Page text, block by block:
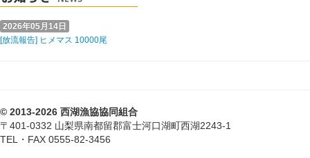
2026年05月14日
[放流報告] ヒメマス 10000尾
© 2013-2026 西湖漁協協同組合
〒401-0332 山梨県南都留郡富士河口湖町西湖2243-1
TEL・FAX 0555-82-3456